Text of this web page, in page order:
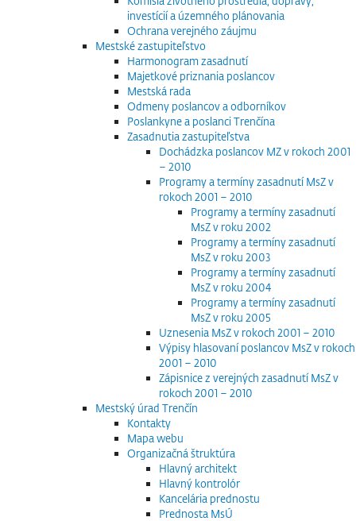
investícií a územného plánovania
Ochrana verejného záujmu
Mestské zastupiteľstvo
Harmonogram zasadnutí
Majetkové priznania poslancov
Mestská rada
Odmeny poslancov a odborníkov
Poslankyne a poslanci Trenčína
Zasadnutia zastupiteľstva
Dochádzka poslancov MZ v rokoch 2001
– 2010
Programy a termíny zasadnutí MsZ v
rokoch 2001 – 2010
Programy a termíny zasadnutí
MsZ v roku 2002
Programy a termíny zasadnutí
MsZ v roku 2003
Programy a termíny zasadnutí
MsZ v roku 2004
Programy a termíny zasadnutí
MsZ v roku 2005
Uznesenia MsZ v rokoch 2001 – 2010
Výpisy hlasovaní poslancov MsZ v rokoch
2001 – 2010
Zápisnice z verejných zasadnutí MsZ v
rokoch 2001 – 2010
Mestský úrad Trenčín
Kontakty
Mapa webu
Organizačná štruktúra
Hlavný architekt
Hlavný kontrolór
Kancelária prednostu
Prednosta MsÚ